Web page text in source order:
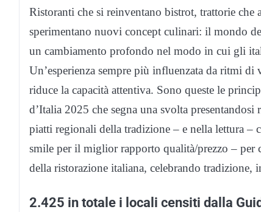
Ristoranti che si reinventano bistrot, trattorie che
sperimentano nuovi concept culinari: il mondo
un cambiamento profondo nel modo in cui gli
Un’esperienza sempre più influenzata da ritmi
riduce la capacità attentiva. Sono queste le
d’Italia 2025 che segna una svolta
piatti regionali della tradizione – e nella lettura
smile per il miglior rapporto qualità/prezzo –
della ristorazione italiana, celebrando tradizione,
2.425 in totale i locali censiti dalla